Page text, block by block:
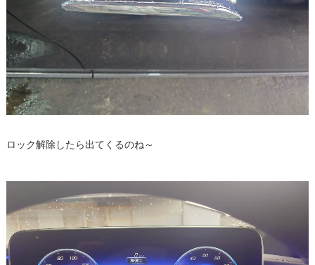
ロック解除したら出てくるのね～